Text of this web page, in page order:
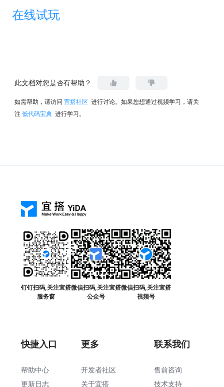
在线试玩
此文档对您是否有帮助？
如需帮助，请访问 宜搭社区 进行讨论。如果您想通过视频学习，请关
注 低代码宝典 进行学习。
钉钉扫码,关注宜搭
服务窗
微信扫码,关注宜搭
公众号
微信扫码,关注宜搭
视频号
快捷入口
帮助中心
更新日志
更多
开发者社区
关于宜搭
联系我们
售前咨询
技术支持